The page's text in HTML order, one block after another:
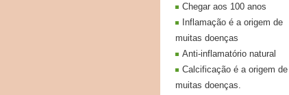
Chegar aos 100 anos
Inflamação é a origem de
muitas doenças
Anti-inflamatório natural
Calcificação é a origem de
muitas doenças.